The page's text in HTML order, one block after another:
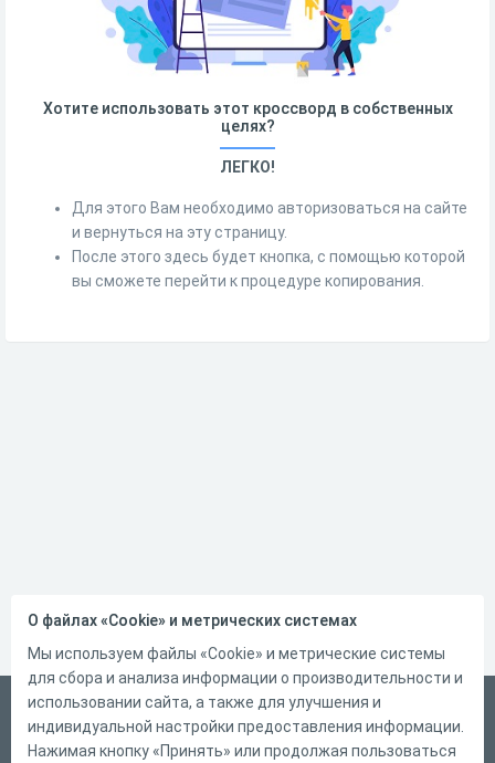
Хотите использовать этот кроссворд в собственных
целях?
ЛЕГКО!
Для этого Вам необходимо авторизоваться на сайте
и вернуться на эту страницу.
После этого здесь будет кнопка, с помощью которой
вы сможете перейти к процедуре копирования.
Русский
Справка
О файлах «Cookie» и метрических системах
Мы используем файлы «Cookie» и метрические системы
для сбора и анализа информации о производительности и
использовании сайта, а также для улучшения и
индивидуальной настройки предоставления информации.
Нажимая кнопку «Принять» или продолжая пользоваться